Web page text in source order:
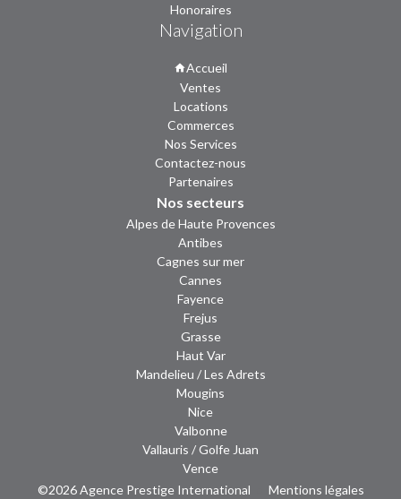
Honoraires
Navigation
Accueil
Ventes
Locations
Commerces
Nos Services
Contactez-nous
Partenaires
Nos secteurs
Alpes de Haute Provences
Antibes
Cagnes sur mer
Cannes
Fayence
Frejus
Grasse
Haut Var
Mandelieu / Les Adrets
Mougins
Nice
Valbonne
Vallauris / Golfe Juan
Vence
©2026 Agence Prestige International
Mentions légales